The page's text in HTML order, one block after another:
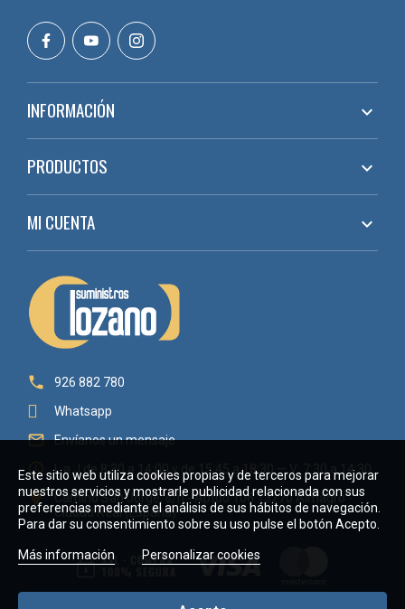
INFORMACIÓN 
PRODUCTOS 
MI CUENTA 

926 882 780
Whatsapp
 Envíanos un mensaje
 L a J de 8:30 a 14:00 y de 15:45 a 18:30 — V: 7:30 a 14:30

Camino San Jorge, s/n - Aptdo 106 13270 Almagro -
Ciudad Real (España)
Este sitio web utiliza cookies propias y de terceros para mejorar
nuestros servicios y mostrarle publicidad relacionada con sus
preferencias mediante el análisis de sus hábitos de navegación.
Para dar su consentimiento sobre su uso pulse el botón Acepto.
Más información Personalizar cookies